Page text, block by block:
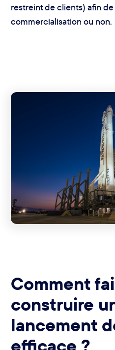
restreint de clients) afin
commercialisation ou non.
Comment
construire
lancement
efficace ?